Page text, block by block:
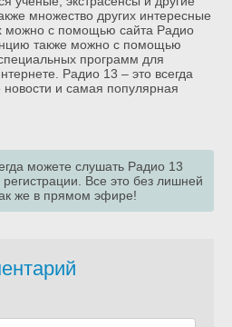
множество других интересные
можно с помощью сайта Радио
также можно с помощью
программ для
Радио 13 – это всегда
и самая популярная
можете слушать Радио 13
Все это без лишней
же в прямом эфире!